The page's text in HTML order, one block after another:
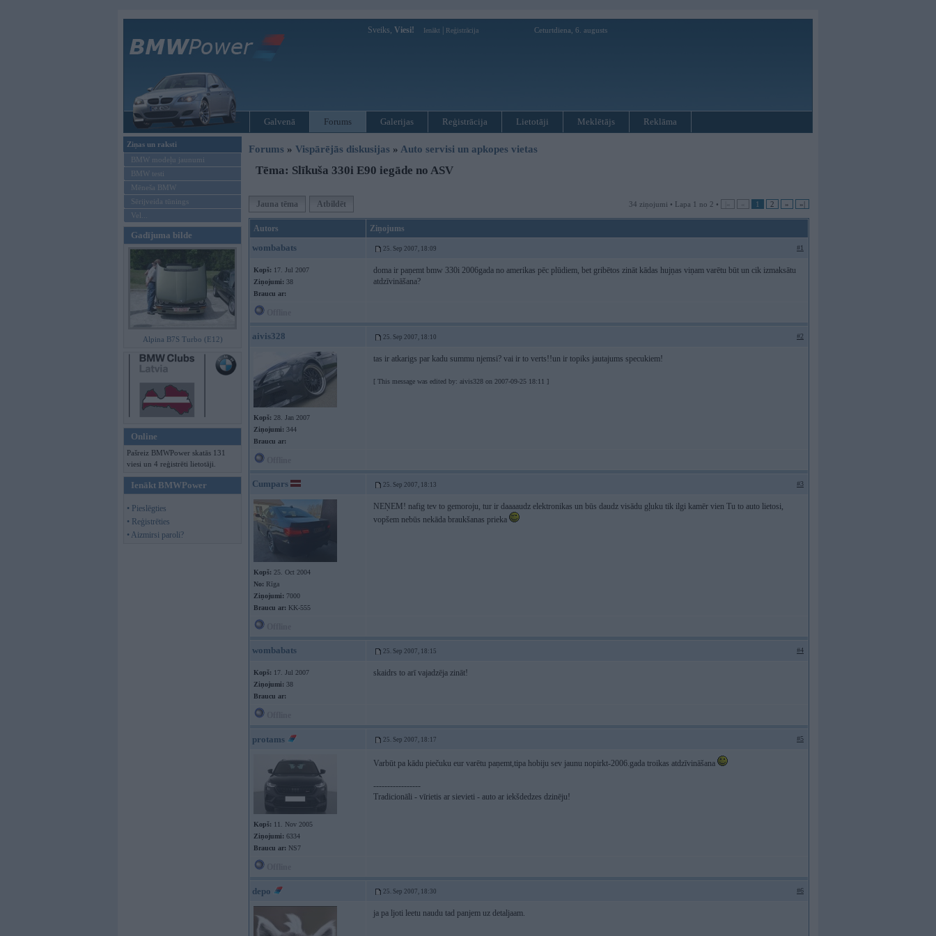
Sveiks, Viesi! Ienākt Reģistrācija Ceturtdiena, 6. augusts
Galvenā Forums Galerijas Reģistrācija Lietotāji Meklētājs Reklāma
Ziņas un raksti
BMW modeļu jaunumi
BMW testi
Mēneša BMW
Sērijveida tūnings
Vel...
Gadījuma bilde
Alpina B7S Turbo (E12)
Online
Pašreiz BMWPower skatās 131
viesi un 4 reģistrēti lietotāji.
Ienākt BMWPower
• Pieslēgties
• Reģistrēties
• Aizmirsi paroli?
Forums » Vispārējās diskusijas » Auto servisi un apkopes vietas
Tēma: Slīkuša 330i E90 iegāde no ASV
Jauna tēma Atbildēt 34 ziņojumi • Lapa 1 no 2 • |« « 1 2 » »|
Autors Ziņojums
wombabats 25. Sep 2007, 18:09 #1
Kopš: 17. Jul 2007
Ziņojumi: 38
Braucu ar:
doma ir paņemt bmw 330i 2006gada no amerikas pēc plūdiem, bet gribētos zināt kādas hujņas viņam varētu būt un cik izmaksātu
atdzīvināšana?
aivis328 25. Sep 2007, 18:10 #2
Kopš: 28. Jan 2007
Ziņojumi: 344
Braucu ar:
tas ir atkarigs par kadu summu njemsi? vai ir to verts!!un ir topiks jautajums specukiem!
[ This message was edited by: aivis328 on 2007-09-25 18:11 ]
Cumpars 25. Sep 2007, 18:13 #3
Kopš: 25. Oct 2004
No: Rīga
Ziņojumi: 7000
Braucu ar: KK-555
NEŅEM! nafig tev to gemoroju, tur ir daaaaudz elektronikas un būs daudz visādu gļuku tik ilgi kamēr vien Tu to auto lietosi,
vopšem nebūs nekāda braukšanas prieka
wombabats 25. Sep 2007, 18:15 #4
Kopš: 17. Jul 2007
Ziņojumi: 38
Braucu ar:
skaidrs to arī vajadzēja zināt!
protams 25. Sep 2007, 18:17 #5
Kopš: 11. Nov 2005
Ziņojumi: 6334
Braucu ar: NS7
Varbūt pa kādu piečuku eur varētu paņemt,tipa hobiju sev jaunu nopirkt-2006.gada troikas atdzīvināšana
-----------------
Tradicionāli - vīrietis ar sievieti - auto ar iekšdedzes dzinēju!
depo 25. Sep 2007, 18:30 #6
ja pa ljoti leetu naudu tad panjem uz detaljaam.